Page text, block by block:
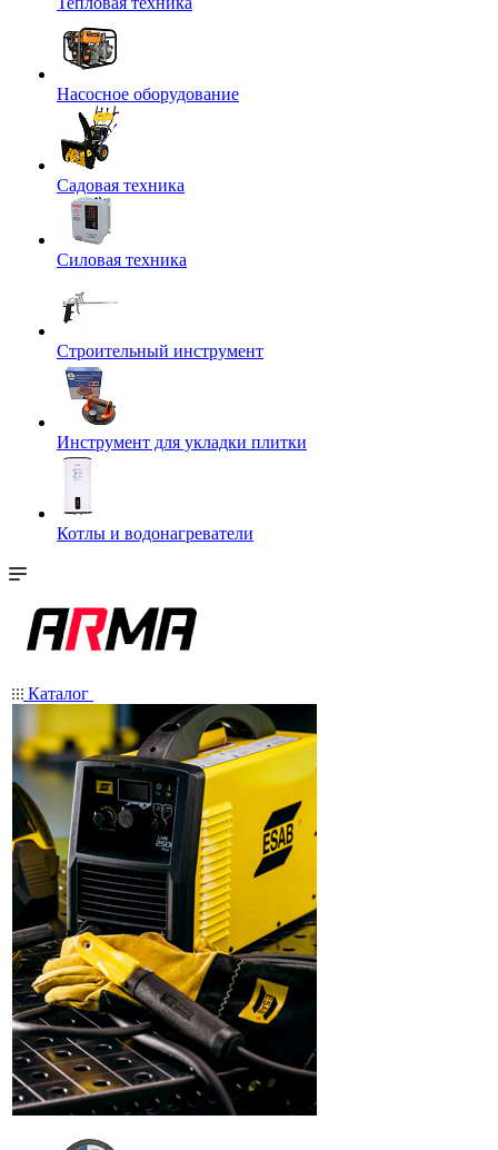
Насосное оборудование
Садовая техника
Силовая техника
Строительный инструмент
Инструмент для укладки плитки
Котлы и водонагреватели
Каталог